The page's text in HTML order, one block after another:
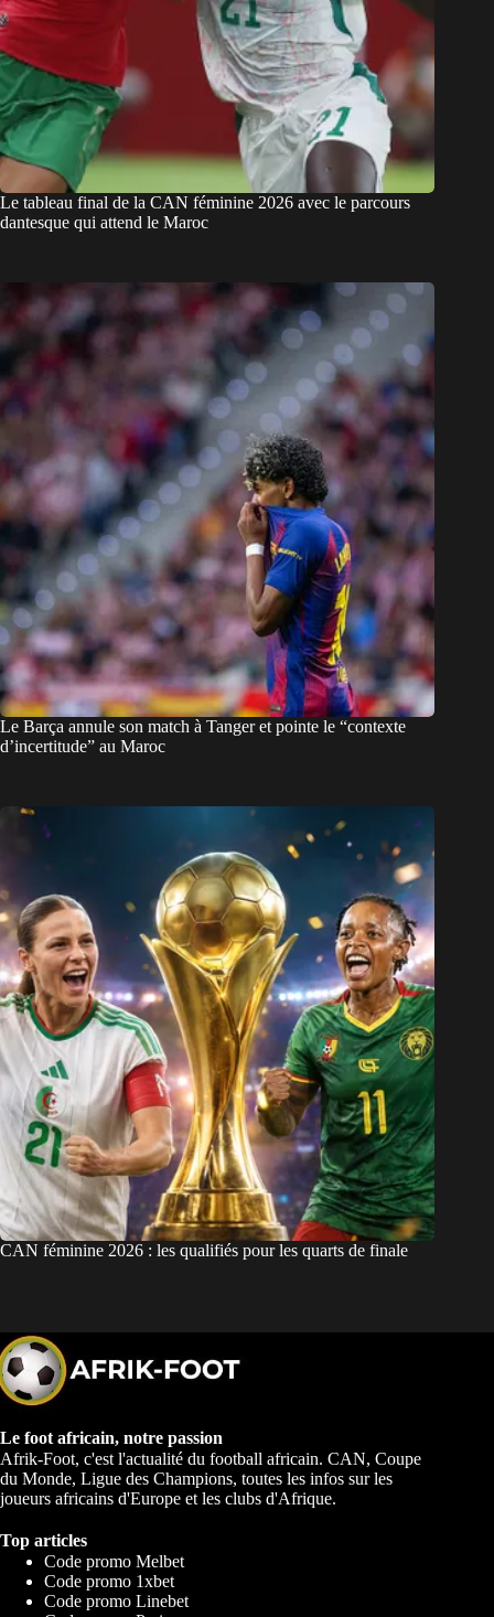
Le tableau final de la CAN féminine 2026 avec le parcours
dantesque qui attend le Maroc
Le Barça annule son match à Tanger et pointe le “contexte
d’incertitude” au Maroc
CAN féminine 2026 : les qualifiés pour les quarts de finale
Le foot africain, notre passion
Afrik-Foot, c'est l'actualité du football africain. CAN, Coupe
du Monde, Ligue des Champions, toutes les infos sur les
joueurs africains d'Europe et les clubs d'Afrique.
Top articles
Code promo Melbet
Code promo 1xbet
Code promo Linebet